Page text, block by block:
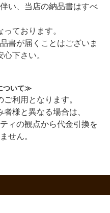
い、当店の納品書はすべ
ております。
書が届くことはございま
下さい。
ついて≫
利用となります。
様と異なる場合は、
ィの観点から代金引換を
せん。